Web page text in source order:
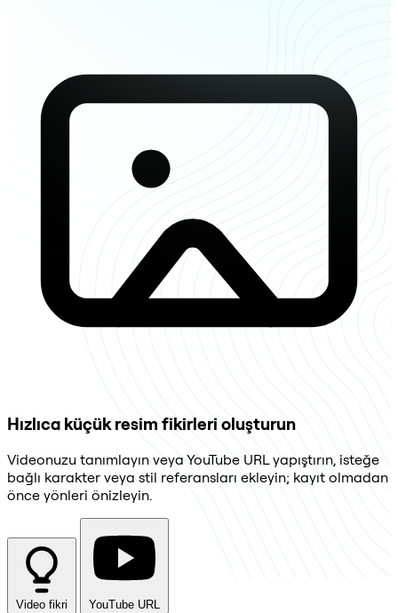
Hızlıca küçük resim fikirleri oluşturun
Videonuzu tanımlayın veya YouTube URL yapıştırın, isteğe
bağlı karakter veya stil referansları ekleyin; kayıt olmadan
önce yönleri önizleyin.
Video fikri YouTube URL